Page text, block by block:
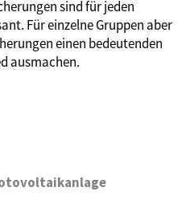
sind für jeden
Für einzelne Gruppen aber
einen bedeutenden
ausmachen.